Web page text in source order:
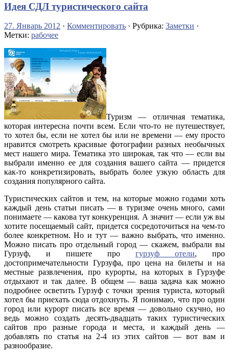
Идея СДЛ туристического сайта
27. Январь 2012 · Комментировать · Рубрика: Заметки ·
Метки: рабочее
Туризм — отличная тематика,
которая интересна почти всем. Если что-то не путешествует,
то хотел бы, если не хотел бы или не времени — ему просто
нравится смотреть красивые фотографии разных необычных
мест нашего мира. Тематика это широкая, так что — если вы
выбрали именно ее для создания вашего сайта — придется
как-то конкретизировать, выбрать более узкую область для
создания популярного сайта.
Туристических сайтов и тем, на которые можно годами хоть
каждый день статьи писать — в туризме очень много, сами
понимаете — какова тут конкуренция. А значит — если уж вы
хотите посещаемый сайт, придется сосредоточиться на чем-то
более конкретном. Но и тут — важно выбрать, что именно.
Можно писать про отдельный город — скажем, выбрали вы
Гурзуф, и пишете про гурзуф отели, про
достопримечательности Гурзуфа, про цена на билеты и на
местные развлечения, про курорты, на которых в Гурзуфе
отдыхают и так далее. В общем — ваша задача как можно
подробнее осветить Гурзуф с точки зрения туриста, который
хотел бы приехать сюда отдохнуть. Я понимаю, что про один
город или курорт писать все время — довольно скучно, но
ведь можно создать десять-двадцать таких туристических
сайтов про разные города и места, и каждый день —
добавлять по статья на 2-4 из этих сайтов — вот вам и
разнообразие.